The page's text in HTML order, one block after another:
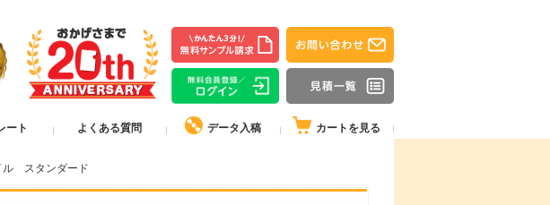
ート よくある質問 データ入稿 カートを見る
ル スタンダード